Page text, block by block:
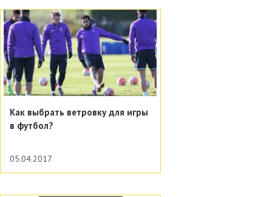
Как выбрать ветровку для игры
в футбол?
05.04.2017